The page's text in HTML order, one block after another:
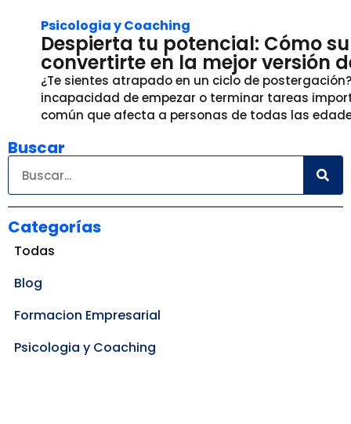
Psicologia y Coaching
Despierta tu potencial: Cómo
convertirte en la mejor versión
¿Te sientes atrapado en un ciclo de
incapacidad de empezar o terminar tareas
común que afecta a personas de todas las
Buscar
Categorías
Blog
Formacion Empresarial
Psicologia y Coaching
Todas